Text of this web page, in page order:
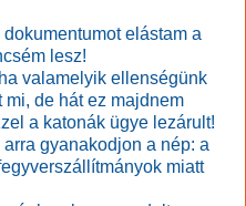
elástam a
lesz!
valamelyik ellenségünk
de hát ez majdnem
a katonák ügye lezárult!
gyanakodjon a nép: a
miatt